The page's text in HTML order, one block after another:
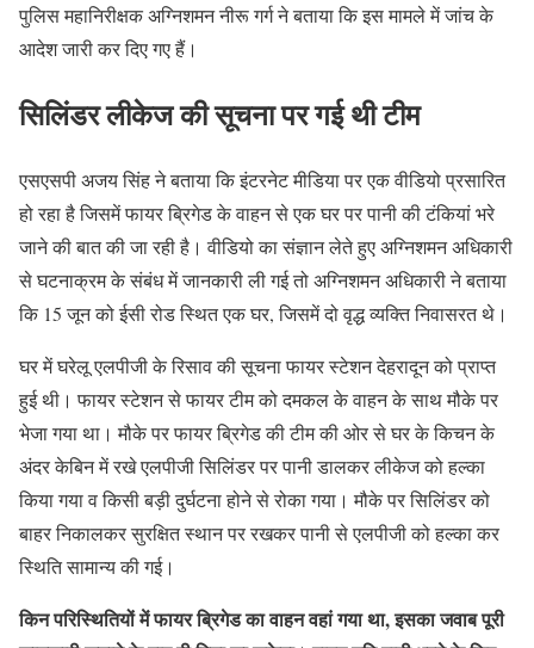
पुलिस महानिरीक्षक अग्निशमन नीरू गर्ग ने बताया कि इस मामले में जांच के
आदेश जारी कर दिए गए हैं।
सिलिंडर लीकेज की सूचना पर गई थी टीम
एसएसपी अजय सिंह ने बताया कि इंटरनेट मीडिया पर एक वीडियो प्रसारित
हो रहा है जिसमें फायर ब्रिगेड के वाहन से एक घर पर पानी की टंकियां भरे
जाने की बात की जा रही है। वीडियो का संज्ञान लेते हुए अग्निशमन अधिकारी
से घटनाक्रम के संबंध में जानकारी ली गई तो अग्निशमन अधिकारी ने बताया
कि 15 जून को ईसी रोड स्थित एक घर, जिसमें दो वृद्ध व्यक्ति निवासरत थे।
घर में घरेलू एलपीजी के रिसाव की सूचना फायर स्टेशन देहरादून को प्राप्त
हुई थी। फायर स्टेशन से फायर टीम को दमकल के वाहन के साथ मौके पर
भेजा गया था। मौके पर फायर ब्रिगेड की टीम की ओर से घर के किचन के
अंदर केबिन में रखे एलपीजी सिलिंडर पर पानी डालकर लीकेज को हल्का
किया गया व किसी बड़ी दुर्घटना होने से रोका गया। मौके पर सिलिंडर को
बाहर निकालकर सुरक्षित स्थान पर रखकर पानी से एलपीजी को हल्का कर
स्थिति सामान्य की गई।
किन परिस्थितियों में फायर ब्रिगेड का वाहन वहां गया था, इसका जवाब पूरी